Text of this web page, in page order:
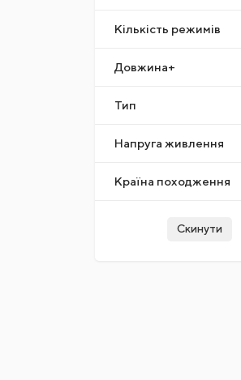
HOEGERT
Кількість режимів
Довжина+
Тип
Напруга живлення
Країна походження
Скинути